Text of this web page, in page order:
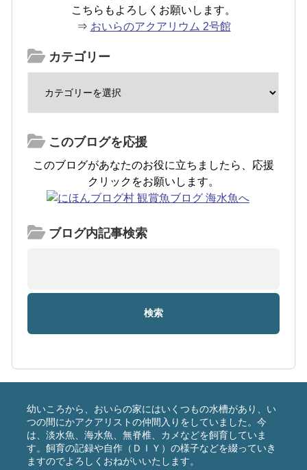
こちらもよろしくお願いします。
⇒ おいらのアクアリウム 2号館
カテゴリー
このブログを応援
このブログがあなたのお役に立ちましたら、応援
クリックをお願いします。
ブログ内記事検索
幼いころから、おいらの家にはいくつもの水槽があり、い
つの間にかアクアリストの仲間入りをしていました。今
は、淡水魚、海水魚、無脊椎、カメなどを飼育していま
す。飼育の記録や自作（ＤＩＹ）の様子などを綴っていき
ますのでよろしくおねがいいたします。